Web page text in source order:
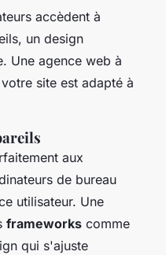
accèdent à
un design
Une agence web à
site est adapté à
aux
de bureau
utilisateur. Une
frameworks comme
qui s'ajuste